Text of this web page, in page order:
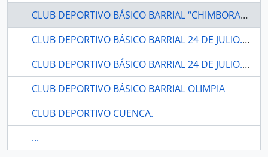
CLUB DEPORTIVO BÁSICO BARRIAL “CHIMBORAZO”
CLUB DEPORTIVO BÁSICO BARRIAL 24 DE JULIO. CHONE-MANABÍ
CLUB DEPORTIVO BÁSICO BARRIAL 24 DE JULIO. CHONE-MANABÍ
CLUB DEPORTIVO BÁSICO BARRIAL OLIMPIA
CLUB DEPORTIVO CUENCA.
...